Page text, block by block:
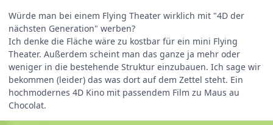
Würde man bei einem Flying Theater wirklich mit "4D der
nächsten Generation" werben?
Ich denke die Fläche wäre zu kostbar für ein mini Flying
Theater. Außerdem scheint man das ganze ja mehr oder
weniger in die bestehende Struktur einzubauen. Ich sage wir
bekommen (leider) das was dort auf dem Zettel steht. Ein
hochmodernes 4D Kino mit passendem Film zu Maus au
Chocolat.